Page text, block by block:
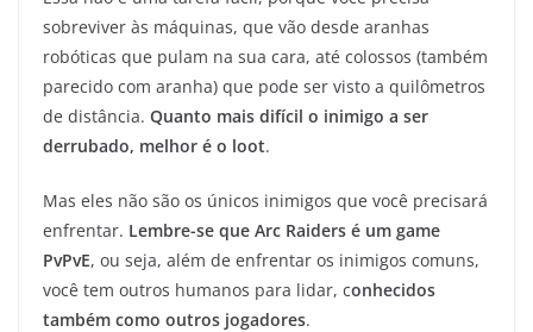
sobreviver às máquinas, que vão desde aranhas
robóticas que pulam na sua cara, até colossos (também
parecido com aranha) que pode ser visto a quilômetros
de distância. Quanto mais difícil o inimigo a ser
derrubado, melhor é o loot.
Mas eles não são os únicos inimigos que você precisará
enfrentar. Lembre-se que Arc Raiders é um game
PvPvE, ou seja, além de enfrentar os inimigos comuns,
você tem outros humanos para lidar, conhecidos
também como outros jogadores.